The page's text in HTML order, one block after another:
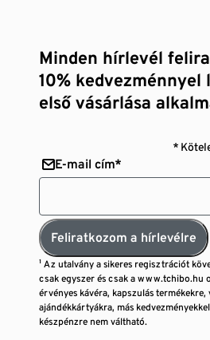
Minden hírlevél
10% kedvezménnyel
első vásárlása
*
E-mail cím*
Feliratkozom a hírlevélre
¹ Az utalvány a sikeres regisztrációt
csak egyszer és csak a www.tchibo.hu
érvényes kávéra, kapszulás termékekre,
ajándékkártyákra, más
készpénzre nem váltható.